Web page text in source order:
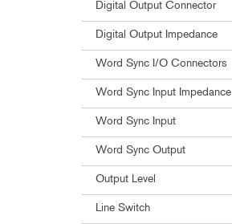
Digital Output Connector
Digital Output Impedance
Word Sync I/O Connectors
Word Sync Input Impedance
Word Sync Input
Word Sync Output
Output Level
Line Switch